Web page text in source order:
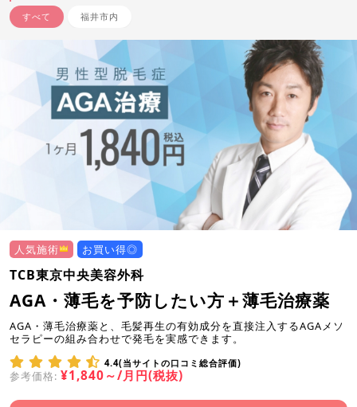
すべて 福井市内
人気施術 お買い得◎
TCB東京中央美容外科
AGA・薄毛を予防したい方＋薄毛治療薬
AGA・薄毛治療薬と、毛髪再生の有効成分を直接注入するAGAメソ
セラピーの組み合わせで発毛を実感できます。
4.4(当サイトの口コミ総合評価)
参考価格: ¥1,840～/月円(税抜)